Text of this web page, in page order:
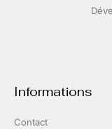
Informations
Contact